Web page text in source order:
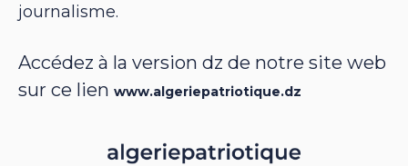
journalisme.
Accédez à la version dz de notre site web
sur ce lien www.algeriepatriotique.dz